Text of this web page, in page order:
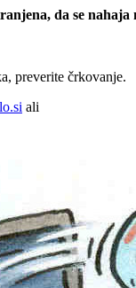
da se
preverite črkovanje.
ali